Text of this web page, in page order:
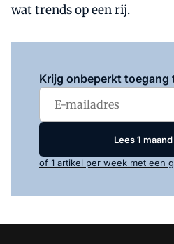
wat trends op een rij.
Krijg onbeperkt toegang
Lees 1
of 1 artikel per week met een